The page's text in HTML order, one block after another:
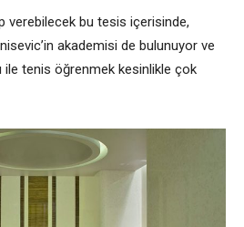
verebilecek bu tesis içerisinde,
akademisi de bulunuyor ve
tenis öğrenmek kesinlikle çok